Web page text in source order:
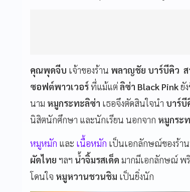
คุณพุดจีบ เจ้าของร้าน พลาญชัย บาร์บีคิว ส
ซอฟต์พาวเวอร์ที่แม้แต่ลิซ่า Black Pinkยั
นาม หมูกระทะลิซ่า เธอจึงตัดสินใจนำ บาร์บี
นิสิตนักศึกษา และนักเรียน นอกจาก หมูกระ
หมูหมัก และ เนื้อหมัก เป็นเอกลักษณ์ของร้าน
ผัดไทย ฯลฯ น้ำจิ้มรสเด็ด มากมีเอกลักษณ์ พริ
โดนใจ หมูหวานชวนชิม เป็นยิ่งนัก